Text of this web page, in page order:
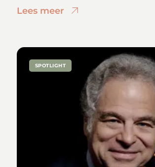
Lees meer
SPOTLIGHT